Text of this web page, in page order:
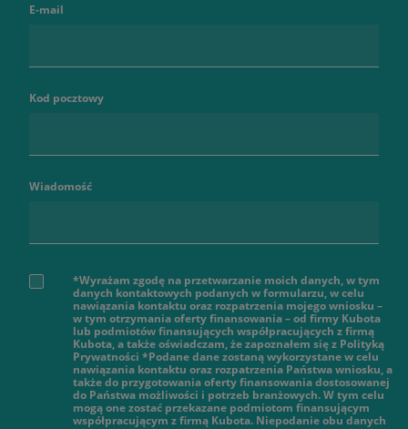
E-mail
Kod pocztowy
Wiadomość
*Wyrażam zgodę na przetwarzanie moich danych, w tym
danych kontaktowych podanych w formularzu, w celu
nawiązania kontaktu oraz rozpatrzenia mojego wniosku –
w tym otrzymania oferty finansowania – od firmy Kubota
lub podmiotów finansujących współpracujących z firmą
Kubota, a także oświadczam, że zapoznałem się z Polityką
Prywatności *Podane dane zostaną wykorzystane w celu
nawiązania kontaktu oraz rozpatrzenia Państwa wniosku, a
także do przygotowania oferty finansowania dostosowanej
do Państwa możliwości i potrzeb branżowych. W tym celu
mogą one zostać przekazane podmiotom finansującym
współpracującym z firmą Kubota. Niepodanie obu danych